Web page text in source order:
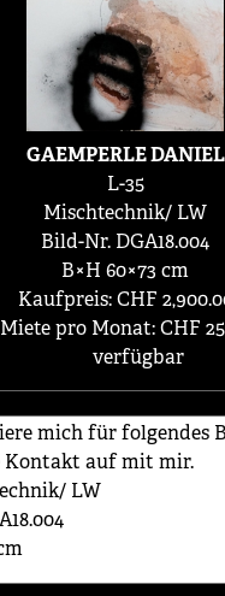
GAEMPERLE DANIEL
L-35
Mischtechnik/ LW
Bild-Nr. DGA18.004
B×H 60×73 cm
Kaufpreis: CHF
Miete pro Monat: CHF
verfügbar